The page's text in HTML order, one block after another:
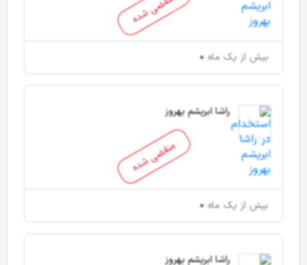
منقضی شده
بیش از یک ماه
منقضی شده
راشا ابریشم بهروز
بیش از یک ماه
راشا ابریشم بهروز